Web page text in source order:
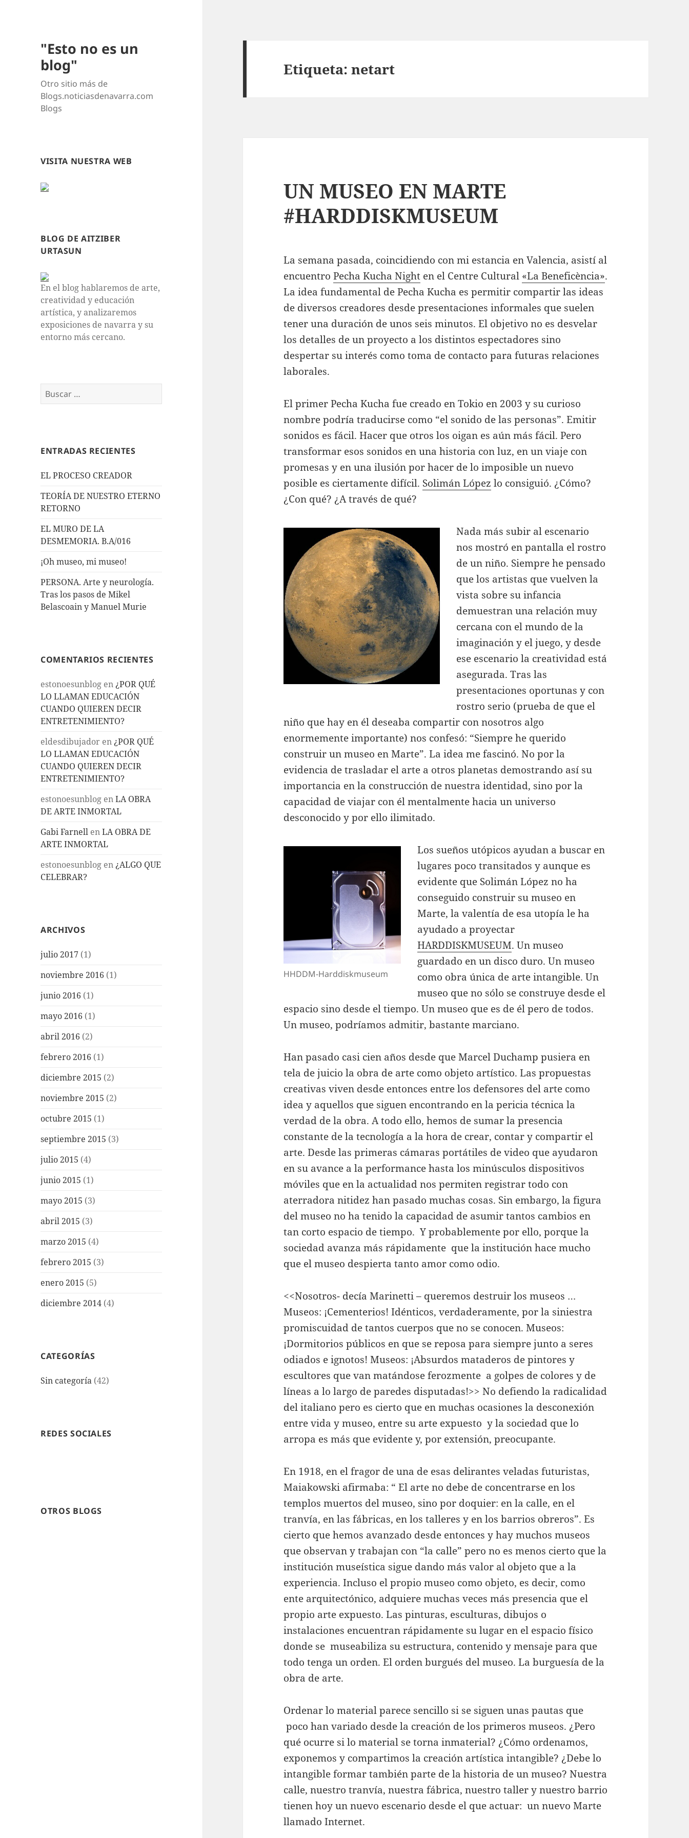
"Esto no es un
blog"
Otro sitio más de
Blogs.noticiasdenavarra.com
Blogs
VISITA NUESTRA WEB
BLOG DE AITZIBER
URTASUN
En el blog hablaremos de arte,
creatividad y educación
artística, y analizaremos
exposiciones de navarra y su
entorno más cercano.
Buscar:
ENTRADAS RECIENTES
EL PROCESO CREADOR
TEORÍA DE NUESTRO ETERNO
RETORNO
EL MURO DE LA
DESMEMORIA. B.A/016
¡Oh museo, mi museo!
PERSONA. Arte y neurología.
Tras los pasos de Mikel
Belascoain y Manuel Murie
COMENTARIOS RECIENTES
estonoesunblog en¿POR QUÉ
LO LLAMAN EDUCACIÓN
CUANDO QUIEREN DECIR
ENTRETENIMIENTO?
eldesdibujador en¿POR QUÉ
LO LLAMAN EDUCACIÓN
CUANDO QUIEREN DECIR
ENTRETENIMIENTO?
estonoesunblog enLA OBRA
DE ARTE INMORTAL
Gabi Farnell enLA OBRA DE
ARTE INMORTAL
estonoesunblog en¿ALGO QUE
CELEBRAR?
ARCHIVOS
julio 2017 (1)
noviembre 2016 (1)
junio 2016 (1)
mayo 2016 (1)
abril 2016 (2)
febrero 2016 (1)
diciembre 2015 (2)
noviembre 2015 (2)
octubre 2015 (1)
septiembre 2015 (3)
julio 2015 (4)
junio 2015 (1)
mayo 2015 (3)
abril 2015 (3)
marzo 2015 (4)
febrero 2015 (3)
enero 2015 (5)
diciembre 2014 (4)
CATEGORÍAS
Sin categoría (42)
REDES SOCIALES
OTROS BLOGS
Etiqueta:netart
UN MUSEO EN MARTE
#HARDDISKMUSEUM
La semana pasada, coincidiendo con mi estancia en Valencia, asistí al
encuentroPecha Kucha Night en el Centre Cultural «La Beneficència».
La idea fundamental de Pecha Kucha es permitir compartir las ideas
de diversos creadores desde presentaciones informales que suelen
tener una duración de unos seis minutos. El objetivo no es desvelar
los detalles de un proyecto a los distintos espectadores sino
despertar su interés como toma de contacto para futuras relaciones
laborales.
El primer Pecha Kucha fue creado en Tokio en 2003 y su curioso
nombre podría traducirse como “el sonido de las personas”. Emitir
sonidos es fácil. Hacer que otros los oigan es aún más fácil. Pero
transformar esos sonidos en una historia con luz, en un viaje con
promesas y en una ilusión por hacer de lo imposible un nuevo
posible es ciertamente difícil. Solimán López lo consiguió. ¿Cómo?
¿Con qué? ¿A través de qué?
Nada más subir al escenario
nos mostró en pantalla el rostro
de un niño. Siempre he pensado
que los artistas que vuelven la
vista sobre su infancia
demuestran una relación muy
cercana con el mundo de la
imaginación y el juego, y desde
ese escenario la creatividad está
asegurada. Tras las
presentaciones oportunas y con
rostro serio (prueba de que el
niño que hay en él deseaba compartir con nosotros algo
enormemente importante) nos confesó: “Siempre he querido
construir un museo en Marte”. La idea me fascinó. No por la
evidencia de trasladar el arte a otros planetas demostrando así su
importancia en la construcción de nuestra identidad, sino por la
capacidad de viajar con él mentalmente hacia un universo
desconocido y por ello ilimitado.
HHDDM-Harddiskmuseum
Los sueños utópicos ayudan a buscar en
lugares poco transitados y aunque es
evidente que Solimán López no ha
conseguido construir su museo en
Marte, la valentía de esa utopía le ha
ayudado a proyectar
HARDDISKMUSEUM. Un museo
guardado en un disco duro. Un museo
como obra única de arte intangible. Un
museo que no sólo se construye desde el
espacio sino desde el tiempo. Un museo que es de él pero de todos.
Un museo, podríamos admitir, bastante marciano.
Han pasado casi cien años desde que Marcel Duchamp pusiera en
tela de juicio la obra de arte como objeto artístico. Las propuestas
creativas viven desde entonces entre los defensores del arte como
idea y aquellos que siguen encontrando en la pericia técnica la
verdad de la obra. A todo ello, hemos de sumar la presencia
constante de la tecnología a la hora de crear, contar y compartir el
arte. Desde las primeras cámaras portátiles de video que ayudaron
en su avance a la performance hasta los minúsculos dispositivos
móviles que en la actualidad nos permiten registrar todo con
aterradora nitidez han pasado muchas cosas. Sin embargo, la figura
del museo no ha tenido la capacidad de asumir tantos cambios en
tan corto espacio de tiempo. Y probablemente por ello, porque la
sociedad avanza más rápidamente que la institución hace mucho
que el museo despierta tanto amor como odio.
<<Nosotros- decía Marinetti – queremos destruir los museos …
Museos: ¡Cementerios! Idénticos, verdaderamente, por la siniestra
promiscuidad de tantos cuerpos que no se conocen. Museos:
¡Dormitorios públicos en que se reposa para siempre junto a seres
odiados e ignotos! Museos: ¡Absurdos mataderos de pintores y
escultores que van matándose ferozmente a golpes de colores y de
líneas a lo largo de paredes disputadas!>> No defiendo la radicalidad
del italiano pero es cierto que en muchas ocasiones la desconexión
entre vida y museo, entre su arte expuesto y la sociedad que lo
arropa es más que evidente y, por extensión, preocupante.
En 1918, en el fragor de una de esas delirantes veladas futuristas,
Maiakowski afirmaba: “ El arte no debe de concentrarse en los
templos muertos del museo, sino por doquier: en la calle, en el
tranvía, en las fábricas, en los talleres y en los barrios obreros”. Es
cierto que hemos avanzado desde entonces y hay muchos museos
que observan y trabajan con “la calle” pero no es menos cierto que la
institución museística sigue dando más valor al objeto que a la
experiencia. Incluso el propio museo como objeto, es decir, como
ente arquitectónico, adquiere muchas veces más presencia que el
propio arte expuesto. Las pinturas, esculturas, dibujos o
instalaciones encuentran rápidamente su lugar en el espacio físico
donde se museabiliza su estructura, contenido y mensaje para que
todo tenga un orden. El orden burgués del museo. La burguesía de la
obra de arte.
Ordenar lo material parece sencillo si se siguen unas pautas que
poco han variado desde la creación de los primeros museos. ¿Pero
qué ocurre si lo material se torna inmaterial? ¿Cómo ordenamos,
exponemos y compartimos la creación artística intangible? ¿Debe lo
intangible formar también parte de la historia de un museo? Nuestra
calle, nuestro tranvía, nuestra fábrica, nuestro taller y nuestro barrio
tienen hoy un nuevo escenario desde el que actuar: un nuevo Marte
llamado Internet.